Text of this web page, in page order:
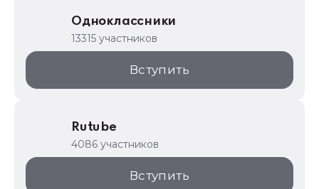
Одноклассники
13315 участников
Вступить
Rutube
4086 участников
Вступить